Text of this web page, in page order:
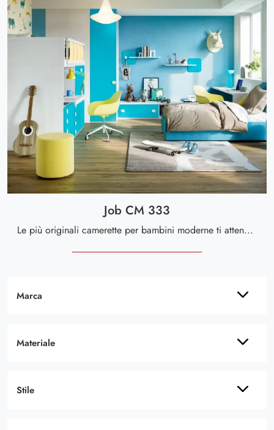
Marca
Materiale
Stile
Job CM 333
Le più originali camerette per bambini moderne ti attendono! Scopri il modello Job CM 333 di Giessegi.